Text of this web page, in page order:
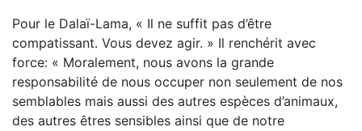
Pour le Dalaï-Lama, « Il ne suffit pas d’être
compatissant. Vous devez agir. » Il renchérit avec
force: « Moralement, nous avons la grande
responsabilité de nous occuper non seulement de nos
semblables mais aussi des autres espèces d’animaux,
des autres êtres sensibles ainsi que de notre